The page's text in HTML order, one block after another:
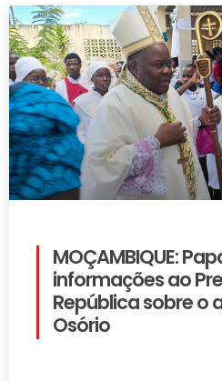
MOÇAMBIQUE:
informações ao
República sobre o
Osório